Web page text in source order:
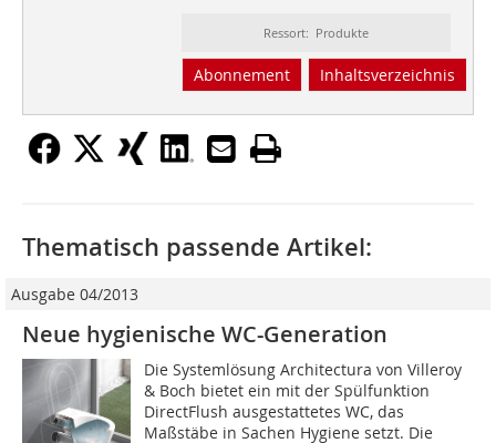
Ressort: Produkte
Abonnement Inhaltsverzeichnis
Thematisch passende Artikel:
Ausgabe 04/2013
Neue hygienische WC-Generation
Die Systemlösung Architectura von Villeroy
& Boch bietet ein mit der Spülfunktion
DirectFlush ausgestattetes WC, das
Maßstäbe in Sachen Hygiene setzt. Die